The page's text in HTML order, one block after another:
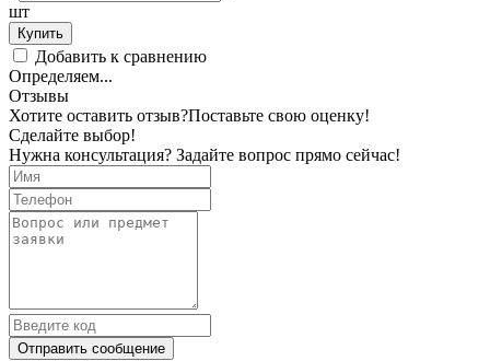
шт
Купить
Добавить к сравнению
Определяем...
Отзывы
Хотите оставить отзыв?Поставьте свою оценку!
Сделайте выбор!
Нужна консультация? Задайте вопрос прямо сейчас!
Отправить сообщение